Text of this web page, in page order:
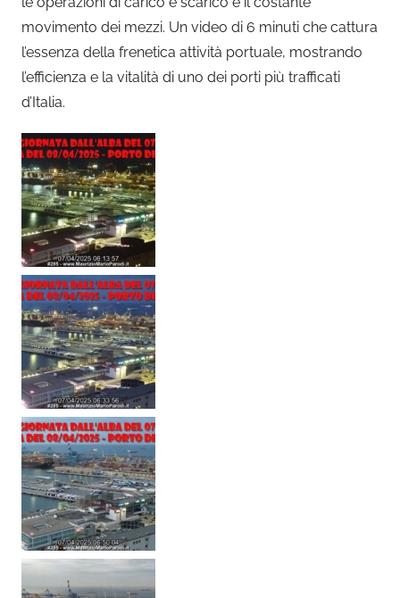
movimento dei mezzi. Un video di 6 minuti che cattura
l’essenza della frenetica attività portuale, mostrando
l’efficienza e la vitalità di uno dei porti più trafficati
d’Italia.